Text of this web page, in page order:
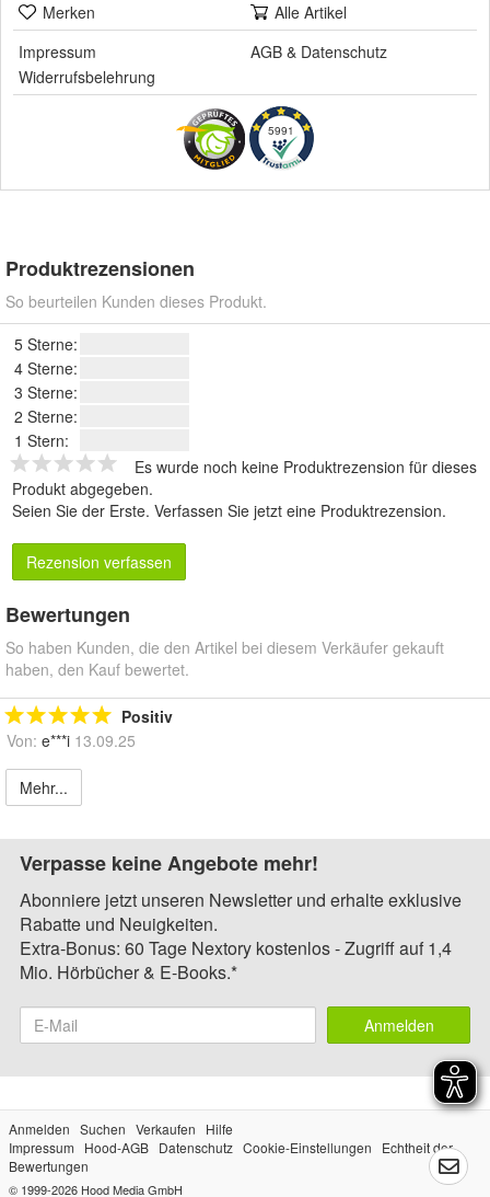
Merken
Alle Artikel
Impressum
AGB & Datenschutz
Widerrufsbelehrung
5991
Produktrezensionen
So beurteilen Kunden dieses Produkt.
5 Sterne:
4 Sterne:
3 Sterne:
2 Sterne:
1 Stern:
Es wurde noch keine Produktrezension für dieses
Produkt abgegeben.
Seien Sie der Erste. Verfassen Sie jetzt eine Produktrezension.
Rezension verfassen
Bewertungen
So haben Kunden, die den Artikel bei diesem Verkäufer gekauft
haben, den Kauf bewertet.
Positiv
Von: e***i 13.09.25
Mehr...
Verpasse keine Angebote mehr!
Abonniere jetzt unseren Newsletter und erhalte exklusive
Rabatte und Neuigkeiten.
Extra-Bonus: 60 Tage Nextory kostenlos - Zugriff auf 1,4
Mio. Hörbücher & E-Books.*
Anmelden
Anmelden Suchen Verkaufen
Hilfe
Impressum
Hood-AGB Datenschutz Cookie-Einstellungen
Echtheit der
Bewertungen
© 1999-2026 Hood Media GmbH